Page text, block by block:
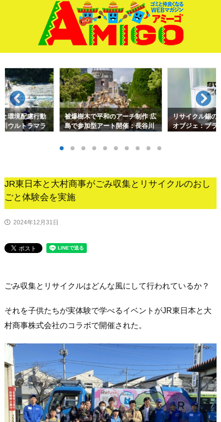
次へ
検索
環境配慮行動
ウルトラマラ
被爆樹木で平和のアーチ制作 広
島で参加型アート開催：長谷川
リサイクル錫の
オブジェ：プラ
JR東日本と大村商事がごみ収集とリサイクルのおし
ごと体験会を実施
2024年12月31日
ごみ収集とリサイクルはどんな風にして行われているか？
それを子供たちが実体験で学べるイベントがJR東日本と大
村商事株式会社のコラボで開催された。